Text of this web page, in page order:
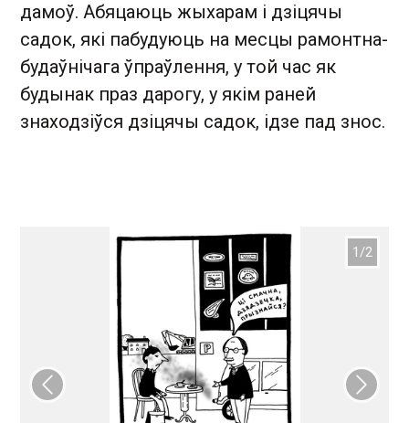
дамоў. Абяцаюць жыхарам і дзіцячы
садок, які пабудуюць на месцы рамонтна-
будаўнічага ўпраўлення, у той час як
будынак праз дарогу, у якім раней
знаходзіўся дзіцячы садок, ідзе пад знос.
Папярэдні слайд